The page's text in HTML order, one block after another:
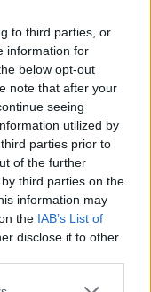
to third parties, or
information for
below opt-out
note that after your
seeing
utilized by
parties prior to
of the further
third parties on the
information may
the IAB’s List of
disclose it to other
or more Google
ALACSONY AZ